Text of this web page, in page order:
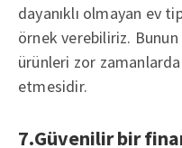
dayanıklı olmayan ev
örnek verebiliriz. Bunun
ürünleri zor
etmesidir.
7.Güvenilir bir